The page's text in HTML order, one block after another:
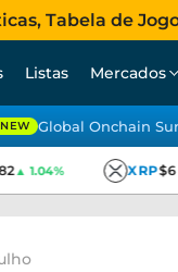
Tabela de
Listas Mercados
NEW Global Onchain
▲ 1.04% XRP$6▲